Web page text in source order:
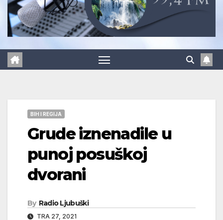
BIH I REGIJA
Grude iznenadile u
punoj posuškoj
dvorani
By Radio Ljubuški
TRA 27, 2021